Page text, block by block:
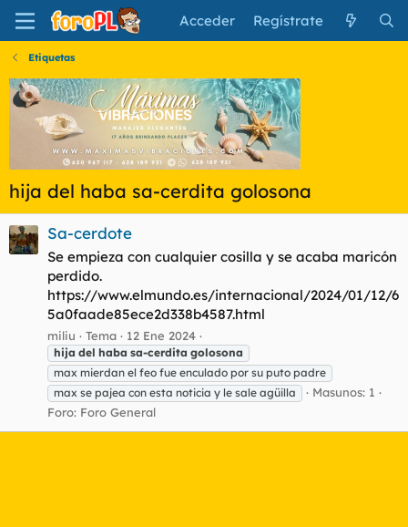
Acceder Regístrate
Etiquetas
hija del haba sa-cerdita golosona
Sa-cerdote
Se empieza con cualquier cosilla y se acaba maricón
perdido.
https://www.elmundo.es/internacional/2024/01/12/6
5a0faade85ece2d338b4587.html
miliu Tema 12 Ene 2024
hija del haba sa-cerdita golosona
max mierdan el feo fue enculado por su puto padre
max se pajea con esta noticia y le sale agüilla
Masunos: 1
Foro: Foro General